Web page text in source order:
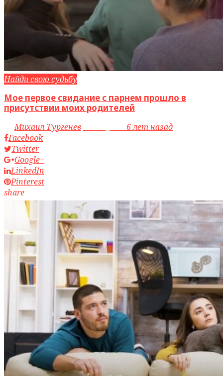
Найди свою судьбу
Мое первое свидание с парнем прошло в
присутствии моих родителей
byМихаил Тургенев
6 лет назад
Facebook
Twitter
Google+
LinkedIn
Pinterest
share